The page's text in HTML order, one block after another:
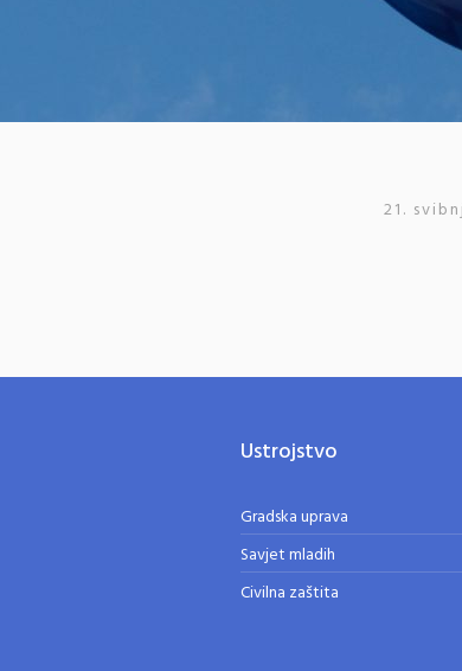
21.
Ustrojstvo
Gradska uprava
Savjet mladih
Civilna zaštita